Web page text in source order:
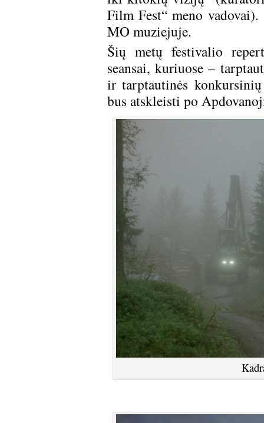
Film Fest“ meno
MO muziejuje.
Šių metų festivalio
seansai, kuriuose –
ir tarptautinės
bus atskleisti po